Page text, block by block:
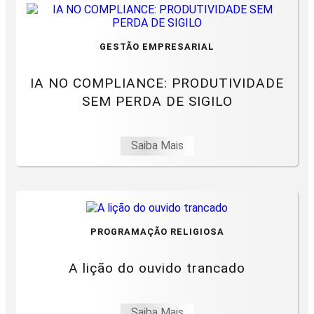
GESTÃO EMPRESARIAL
IA NO COMPLIANCE: PRODUTIVIDADE
SEM PERDA DE SIGILO
Saiba Mais
PROGRAMAÇÃO RELIGIOSA
A lição do ouvido trancado